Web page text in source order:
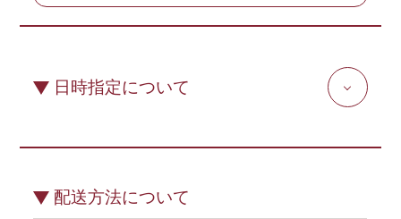
日時指定について
配送方法について